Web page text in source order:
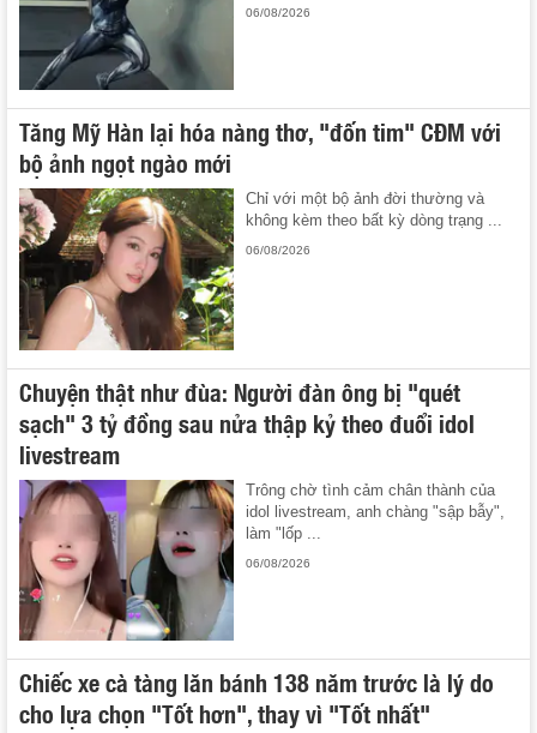
06/08/2026
Tăng Mỹ Hàn lại hóa nàng thơ, "đốn tim" CĐM với
bộ ảnh ngọt ngào mới
Chỉ với một bộ ảnh đời thường và
không kèm theo bất kỳ dòng trạng ...
06/08/2026
Chuyện thật như đùa: Người đàn ông bị "quét
sạch" 3 tỷ đồng sau nửa thập kỷ theo đuổi idol
livestream
Trông chờ tình cảm chân thành của
idol livestream, anh chàng "sập bẫy",
làm "lốp ...
06/08/2026
Chiếc xe cà tàng lăn bánh 138 năm trước là lý do
cho lựa chọn "Tốt hơn", thay vì "Tốt nhất"